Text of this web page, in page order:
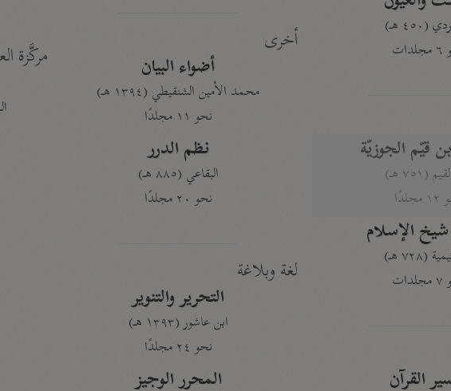
(٤٥٠ هـ)
قيّم الجوزيّة
(٧٥١ هـ)
الإسلام
(٧٢٨ هـ)
القرآن
أخرى
أضواء البيان
محمد الأمين الشنقيطي (١٣٩٤ هـ)
نحو ١١ مجلدًا
نظم الدرر
البقاعي (٨٨٥ هـ)
نحو ٢٠ مجلدًا
لغة وبلاغة
التحرير والتنوير
ابن عاشور (١٣٩٣ هـ)
نحو ٢٤ مجلدًا
المحرر الوجيز
مركَّزة